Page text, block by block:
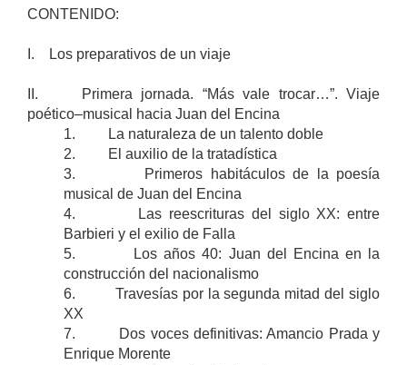
CONTENIDO:
I. Los preparativos de un viaje
II. Primera jornada. “Más vale trocar…”. Viaje
poético–musical hacia Juan del Encina
1. La naturaleza de un talento doble
2. El auxilio de la tratadística
3. Primeros habitáculos de la poesía
musical de Juan del Encina
4. Las reescrituras del siglo XX: entre
Barbieri y el exilio de Falla
5. Los años 40: Juan del Encina en la
construcción del nacionalismo
6. Travesías por la segunda mitad del siglo
XX
7. Dos voces definitivas: Amancio Prada y
Enrique Morente